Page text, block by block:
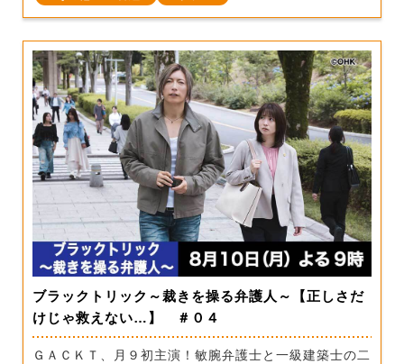
ブラックトリック～裁きを操る弁護人～【正しさだ
けじゃ救えない…】 ＃０４
ＧＡＣＫＴ、月９初主演！敏腕弁護士と一級建築士の二